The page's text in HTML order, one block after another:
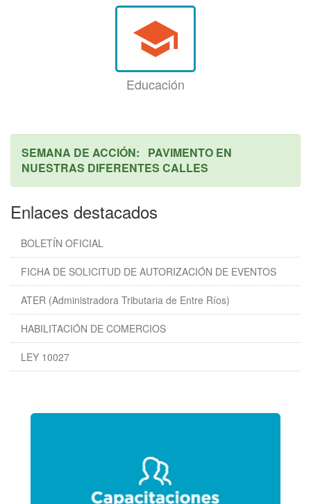
school
Educación
SEMANA DE ACCIÓN: PAVIMENTO EN
NUESTRAS DIFERENTES CALLES
Enlaces destacados
BOLETÍN OFICIAL
FICHA DE SOLICITUD DE AUTORIZACIÓN DE EVENTOS
ATER (Administradora Tributaria de Entre Ríos)
HABILITACIÓN DE COMERCIOS
LEY 10027